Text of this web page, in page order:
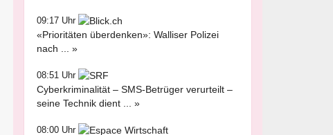
09:17 Uhr
«Prioritäten überdenken»: Walliser Polizei
nach ... »
08:51 Uhr
Cyberkriminalität – SMS-Betrüger verurteilt –
seine Technik dient ... »
08:00 Uhr